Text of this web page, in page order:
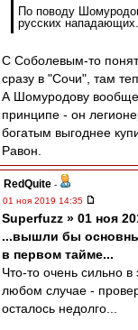
По поводу
русских нападающих.
С Соболевым-то
сразу в "Сочи", там
А Шомуродову вообще
принципе - он
богатым выгоднее
Равон.
RedQuite -
01 ноя 2019 14:35
Superfuzz » 01 ноя
...вышли бы
в первом тайме...
Что-то очень сильно
любом случае -
осталось недолго...